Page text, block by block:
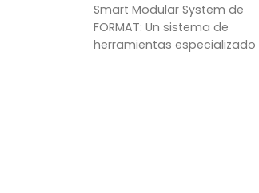
Smart Modular System de
FORMAT: Un sistema de
herramientas especializado